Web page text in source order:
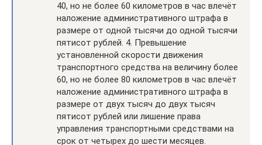
40, но не более 60 километров в час влечёт
наложение административного штрафа в
размере от одной тысячи до одной тысячи
пятисот рублей. 4. Превышение
установленной скорости движения
транспортного средства на величину более
60, но не более 80 километров в час влечёт
наложение административного штрафа в
размере от двух тысяч до двух тысяч
пятисот рублей или лишение права
управления транспортными средствами на
срок от четырех до шести месяцев.